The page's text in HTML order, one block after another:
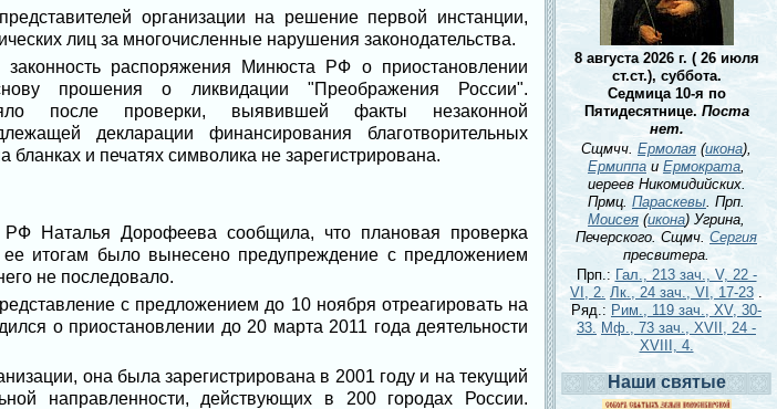
организации на решение первой инстанции,
лиц за многочисленные нарушения законодательства.
распоряжения Минюста РФ о приостановлении
прошения о ликвидации "Преображения России".
после проверки, выявившей факты незаконной
декларации финансирования благотворительных
и печатях символика не зарегистрирована.
Наталья Дорофеева сообщила, что плановая проверка
итогам было вынесено предупреждение с предложением
не последовало.
с предложением до 10 ноября отреагировать на
о приостановлении до 20 марта 2011 года деятельности
она была зарегистрирована в 2001 году и на текущий
направленности, действующих в 200 городах России.
8 августа 2026 г. ( 26 июля
ст.ст.), суббота.
Седмица 10-я по
Пятидесятнице. Поста
нет.
Сщмчч. Ермолая (икона),
Ермиппа и Ермократа,
иереев Никомидийских.
Прмц.Параскевы. Прп.
Моисея (икона) Угрина,
Печерского. Сщмч. Сергия
пресвитера.
Прп.: Гал., 213 зач., V, 22 -
VI, 2. Лк., 24 зач., VI, 17-23 .
Ряд.: Рим., 119 зач., XV, 30-
33. Мф., 73 зач., XVII, 24 -
XVIII, 4.
Наши святые